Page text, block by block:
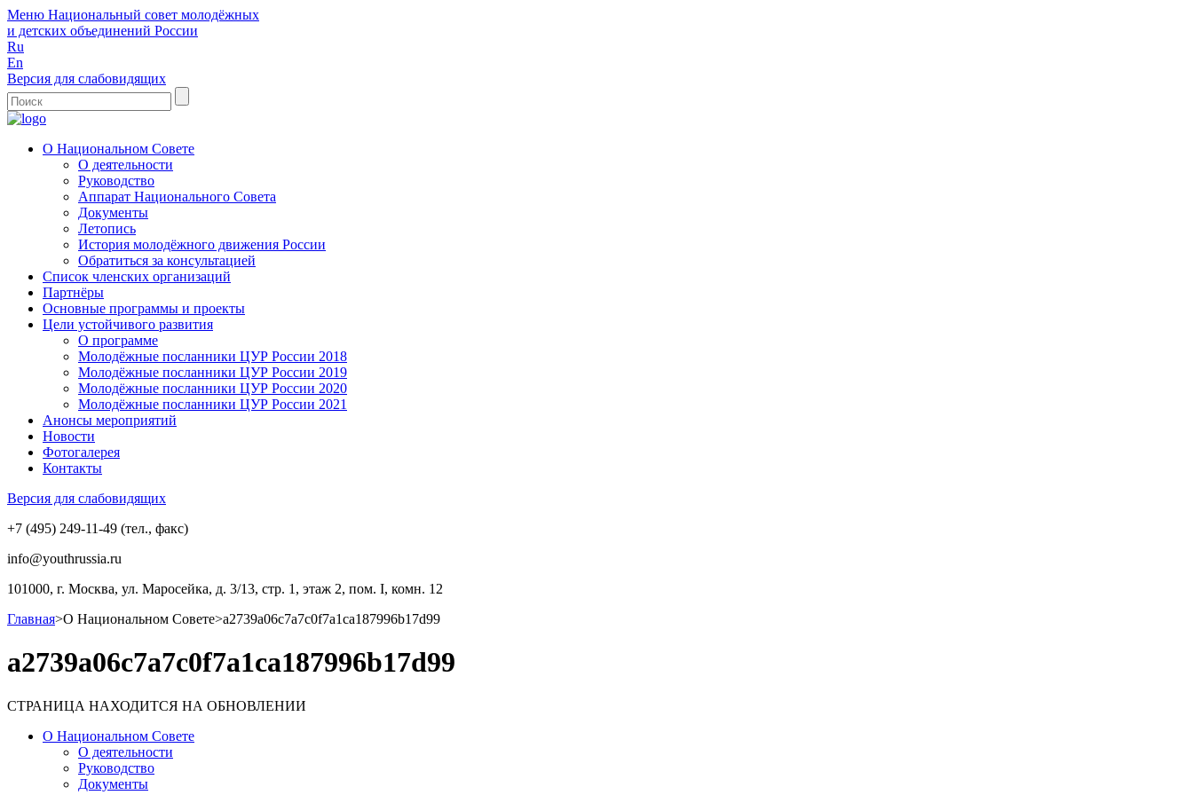
Меню Национальный совет молодёжных
и детских объединений России
Ru
En
Версия для слабовидящих
О Национальном Совете
О деятельности
Руководство
Аппарат Национального Совета
Документы
Летопись
История молодёжного движения России
Обратиться за консультацией
Список членских организаций
Партнёры
Основные программы и проекты
Цели устойчивого развития
О программе
Молодёжные посланники ЦУР России 2018
Молодёжные посланники ЦУР России 2019
Молодёжные посланники ЦУР России 2020
Молодёжные посланники ЦУР России 2021
Анонсы мероприятий
Новости
Фотогалерея
Контакты
Версия для слабовидящих
+7 (495) 249-11-49 (тел., факс)
info@youthrussia.ru
101000, г. Москва, ул. Маросейка, д. 3/13, стр. 1, этаж 2, пом. I, комн. 12
Главная>О Национальном Совете>a2739a06c7a7c0f7a1ca187996b17d99
a2739a06c7a7c0f7a1ca187996b17d99
СТРАНИЦА НАХОДИТСЯ НА ОБНОВЛЕНИИ
О Национальном Совете
О деятельности
Руководство
Документы